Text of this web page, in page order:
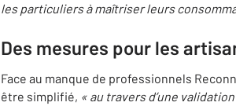
les particuliers à maîtriser leurs
Des mesures pour les
Face au manque de professionnels
être simplifié, « au travers d’une